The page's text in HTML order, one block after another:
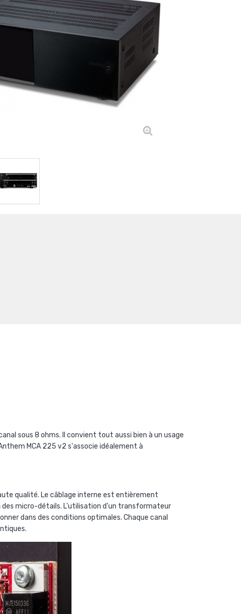
sous 8 ohms. Il convient tout aussi bien à un usage
MCA 225 v2 s'associe idéalement à
qualité. Le câblage interne est entièrement
des micro-détails. L'utilisation d'un transformateur
dans des conditions optimales. Chaque canal